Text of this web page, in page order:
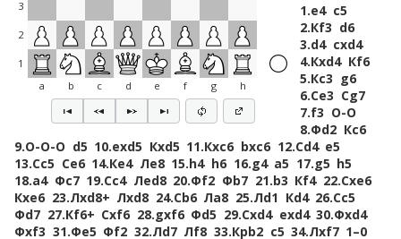
3
2
1
a
b c d e f g h
1.e4 c5
2.Кf3 d6
3.d4 cxd4
4.Кxd4 Кf6
5.Кc3 g6
6.Сe3 Сg7
7.f3 O-O
8.Фd2 Кc6
9.O-O-O d5 10.exd5 Кxd5 11.Кxc6 bxc6 12.Сd4 e5
13.Сc5 Сe6 14.Кe4 Лe8 15.h4 h6 16.g4 a5 17.g5 h5
18.a4 Фc7 19.Сc4 Лed8 20.Фf2 Фb7 21.b3 Кf4 22.Сxe6
Кxe6 23.Лxd8+ Лxd8 24.Сb6 Лa8 25.Лd1 Кd4 26.Сc5
Фd7 27.Кf6+ Сxf6 28.gxf6 Фd5 29.Сxd4 exd4 30.Фxd4
Фxf3 31.Фe5 Фf2 32.Лd7 Лf8 33.Крb2 c5 34.Лxf7 1–0